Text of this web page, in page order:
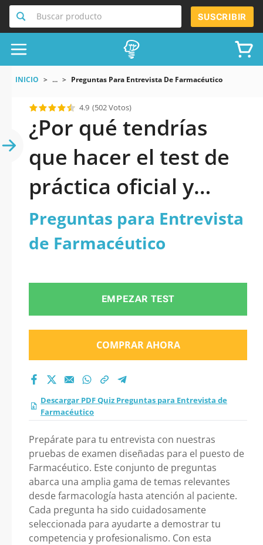
Buscar producto SUSCRIBIR
INICIO ... Preguntas Para Entrevista De Farmacéutico
4.9 (502 Votos)
¿Por qué tendrías
que hacer el test de
práctica oficial y
actualizado de
Preguntas para
Farmacéutico 2026?
Preguntas para Entrevista
de Farmacéutico
EMPEZAR TEST
COMPRAR AHORA
Descargar PDF Quiz Preguntas para Entrevista de
Farmacéutico
Prepárate para tu entrevista con nuestras
pruebas de examen diseñadas para el puesto de
Farmacéutico. Este conjunto de preguntas
abarca una amplia gama de temas relevantes
desde farmacología hasta atención al paciente.
Cada pregunta ha sido cuidadosamente
seleccionada para ayudarte a demostrar tu
competencia y profesionalismo. Con esta